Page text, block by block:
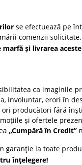
se efectuează pe
comenzii
marfă și livrarea
ca imaginile
involuntar, erori în
producători fără
și ofertele
„Cumpără în Credit”
garanție la toate
înțelegere!